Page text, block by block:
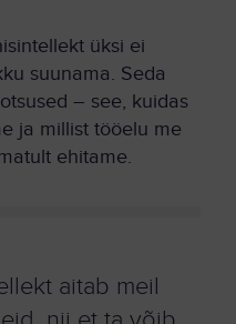
üksi ei
suunama. Seda
– see, kuidas
ja millist tööelu me
ehitame.
aitab meil